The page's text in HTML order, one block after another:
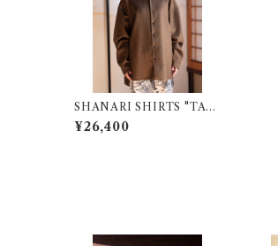
SHANARI SHIRTS "TAT
EJIMA" |XL
¥26,400